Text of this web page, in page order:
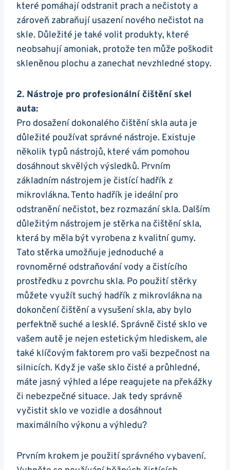
které ⁤pomáhají odstranit prach a nečistoty a
zároveň zabraňují usazení nového nečistot na
skle. ⁢Důležité je také volit produkty, které
neobsahují amoniak, ⁣protože⁢ ten může ​poškodit⁢
skleněnou plochu a zanechat‍ nevzhledné stopy.
2. Nástroje pro profesionální čištění ⁣skel
auta:
Pro dosažení ‌dokonalého čištění ‍skla auta⁣ je
důležité používat správné nástroje. Existuje
několik typů nástrojů, které vám pomohou
‌dosáhnout⁤ skvělých výsledků. Prvním
základním nástrojem⁢ je ‍čistící hadřík z‍
mikrovlákna.‍ Tento hadřík je ideální pro
odstranění nečistot, bez ⁢rozmazání ​skla. Dalším
důležitým nástrojem je stěrka na čištění skla,
která ⁢by⁤ měla být vyrobena ⁢z kvalitní gumy.⁤
Tato stěrka umožňuje jednoduché a
rovnoměrné odstraňování vody a čistícího
prostředku z povrchu skla. Po použití stěrky
můžete využít suchý hadřík z mikrovlákna na
dokončení čištění a vysušení skla, ‌aby bylo
perfektně ​suché a lesklé. Správně čisté‌ sklo ve
vašem autě je nejen estetickým hlediskem, ale
také klíčovým faktorem pro vaši​ bezpečnost⁣ na
⁤silnicích. ​Když je ‌vaše⁢ sklo čisté a průhledné,
máte jasný výhled a lépe reagujete na překážky
či nebezpečné situace. Jak tedy správně
vyčistit sklo ve vozidle a⁤ dosáhnout⁢
maximálního výkonu a výhledu?
Prvním krokem je použití správného vybavení.‍